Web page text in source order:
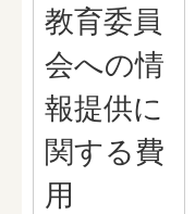
教育委員
会への情
報提供に
関する費
用